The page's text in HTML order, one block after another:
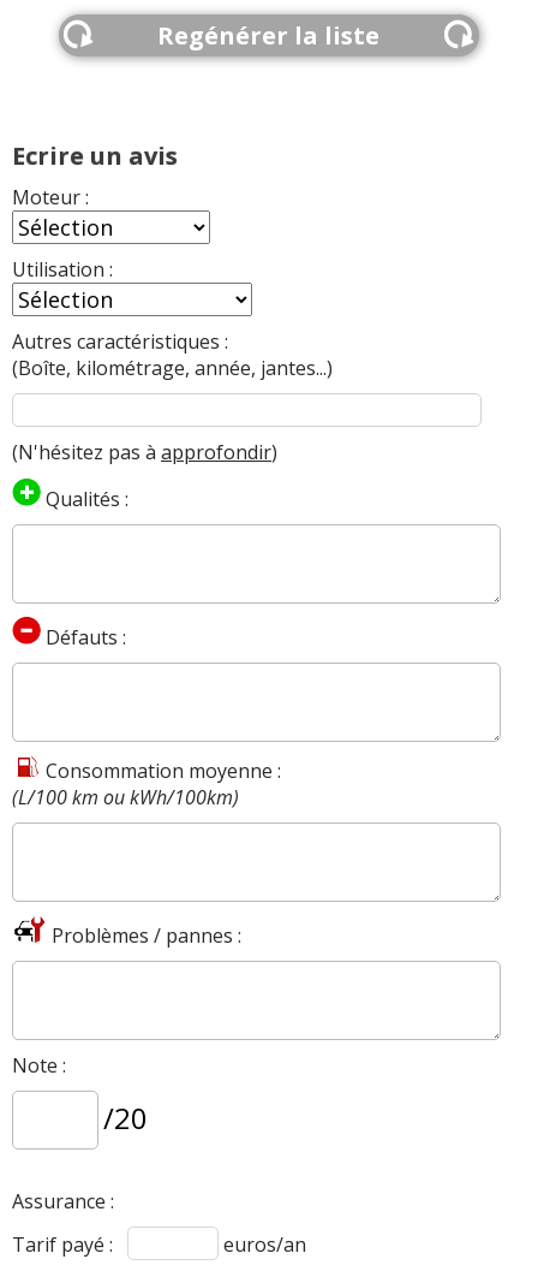
Regénérer la liste
Ecrire un avis
Moteur :
Utilisation :
Autres caractéristiques :
(Boîte, kilométrage, année, jantes...)
(N'hésitez pas à approfondir)
Qualités :
Défauts :
Consommation moyenne :
(L/100 km ou kWh/100km)
Problèmes / pannes :
Note :
/20
Assurance :
Tarif payé :
euros/an